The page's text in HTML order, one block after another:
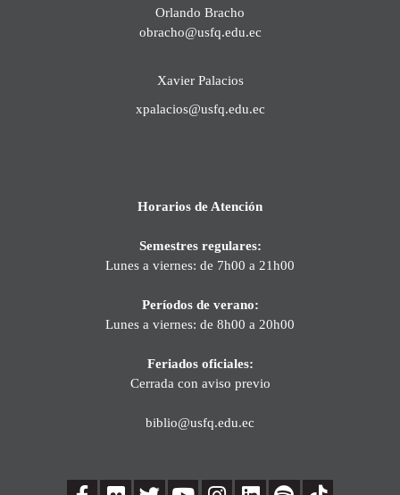
Orlando Bracho
obracho@usfq.edu.ec
Xavier Palacios
xpalacios@usfq.edu.ec
Horarios de Atención
Semestres regulares:
Lunes a viernes: de 7h00 a 21h00
Períodos de verano:
Lunes a viernes: de 8h00 a 20h00
Feriados oficiales:
Cerrada con aviso previo
biblio@usfq.edu.ec